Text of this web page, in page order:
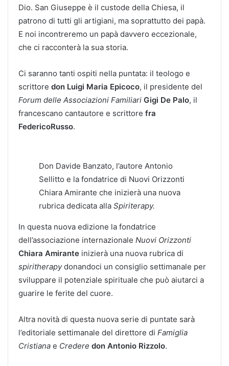
Dio. San Giuseppe è il custode della Chiesa, il
patrono di tutti gli artigiani, ma soprattutto dei papà.
E noi incontreremo un papà davvero eccezionale,
che ci racconterà la sua storia.
Ci saranno tanti ospiti nella puntata: il teologo e
scrittore don Luigi Maria Epicoco, il presidente del
Forum delle Associazioni Familiari Gigi De Palo, il
francescano cantautore e scrittore fra
FedericoRusso.
Don Davide Banzato, l’autore Antonio
Sellitto e la fondatrice di Nuovi Orizzonti
Chiara Amirante che inizierà una nuova
rubrica dedicata alla Spiriterapy.
In questa nuova edizione la fondatrice
dell’associazione internazionale Nuovi Orizzonti
Chiara Amirante inizierà una nuova rubrica di
spiritherapydonandoci un consiglio settimanale per
sviluppare il potenziale spirituale che può aiutarci a
guarire le ferite del cuore.
Altra novità di questa nuova serie di puntate sarà
l’editoriale settimanale del direttore di Famiglia
Cristiana e Credere don Antonio Rizzolo.